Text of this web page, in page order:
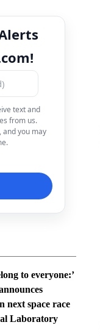
text and
from us.
and you may
to everyone:’
next space race
Laboratory